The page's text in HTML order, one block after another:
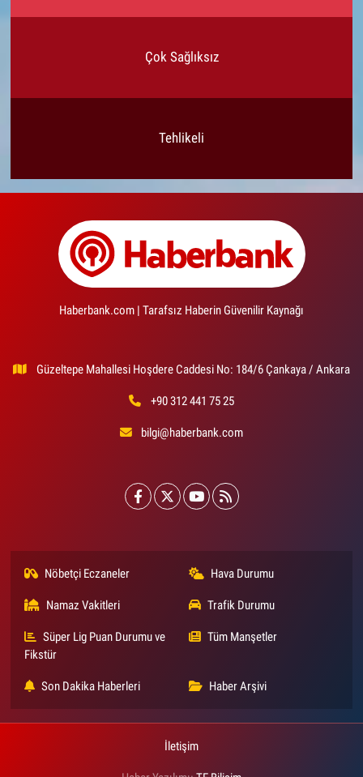
Çok Sağlıksız
Tehlikeli
Haberbank.com | Tarafsız Haberin Güvenilir Kaynağı
Güzeltepe Mahallesi Hoşdere Caddesi No: 184/6 Çankaya / Ankara
+90 312 441 75 25
bilgi@haberbank.com
Nöbetçi Eczaneler Hava Durumu
Namaz Vakitleri Trafik Durumu
Süper Lig Puan Durumu ve
Fikstür
Tüm Manşetler
Son Dakika Haberleri Haber Arşivi
İletişim